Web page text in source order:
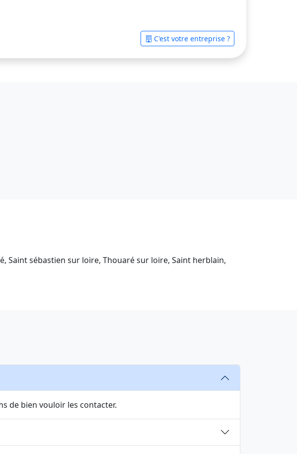
C'est votre entreprise ?
Saint sébastien sur loire, Thouaré sur loire, Saint herblain,
de bien vouloir les contacter.